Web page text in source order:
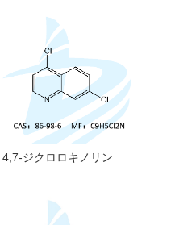
4,7-ジクロロキノリン